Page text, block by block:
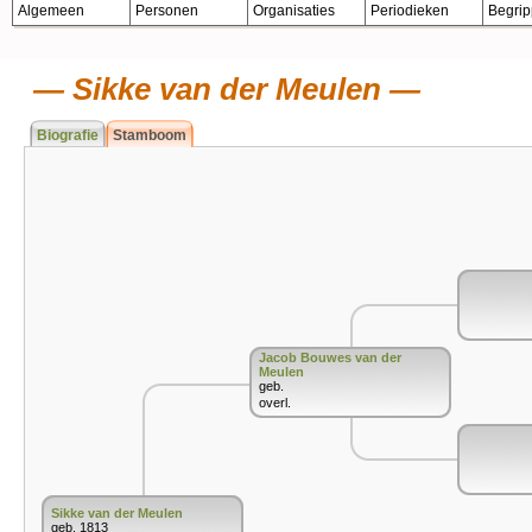
Algemeen Personen Organisaties Periodieken
Sikke van der Meulen
Biografie Stamboom
Sikke van der Meulen
geb. 1813
Jacob Bouwes van der
Meulen
geb.
overl.